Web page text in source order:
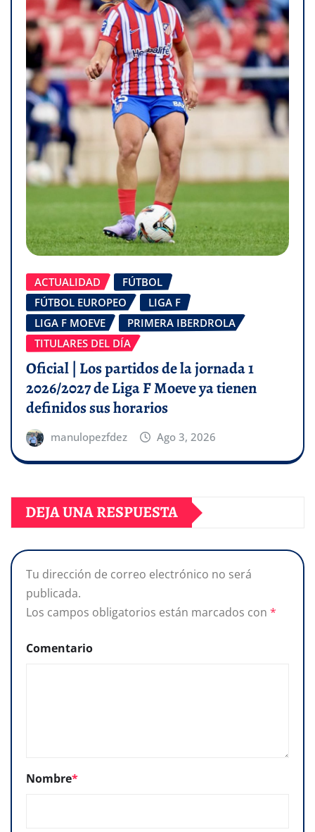
ACTUALIDAD
FÚTBOL
FÚTBOL EUROPEO
LIGA F
LIGA F MOEVE
PRIMERA IBERDROLA
TITULARES DEL DÍA
Oficial | Los partidos de la jornada 1
2026/2027 de Liga F Moeve ya tienen
definidos sus horarios
manulopezfdez Ago 3, 2026
DEJA UNA RESPUESTA
Tu dirección de correo electrónico no será
publicada.
Los campos obligatorios están marcados con *
Comentario
Nombre*